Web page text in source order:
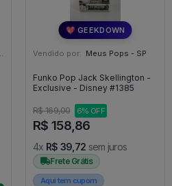
💖 GEEKDOWN
Vendido por: Meus Pops - SP
Funko Pop Jack Skellington -
Exclusive - Disney #1385
R$ 169,00 6% OFF
R$ 158,86
4x R$ 39,72 sem juros
Frete Grátis
Aqui tem cupom